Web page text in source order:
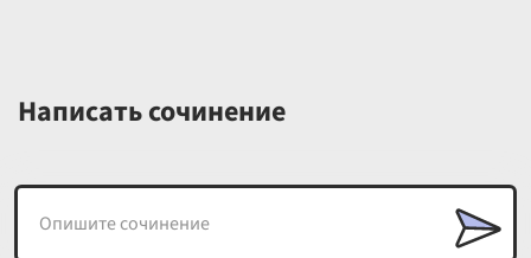
Написать сочинение